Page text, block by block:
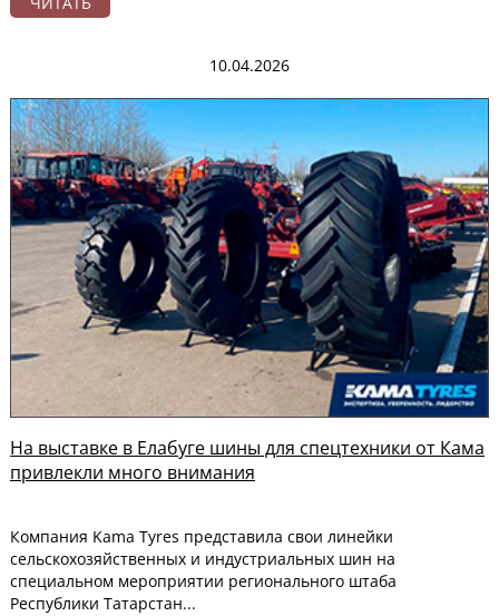
10.04.2026
На выставке в Елабуге шины для спецтехники от Кама
привлекли много внимания
Компания Kаma Tyres представила свои линейки
сельскохозяйственных и индустриальных шин на
специальном мероприятии регионального штаба
Республики Татарстан...